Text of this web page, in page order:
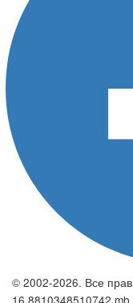
© 2002-2026. Все